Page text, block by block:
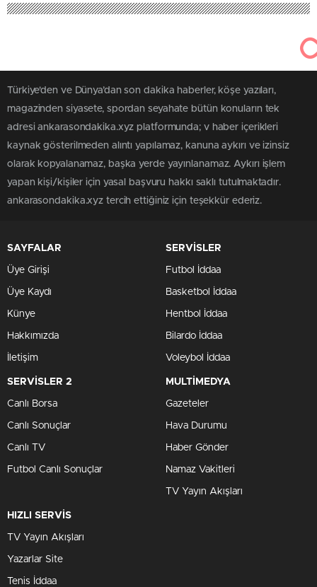
Türkiye'den ve Dünya’dan son dakika haberler, köşe yazıları,
magazinden siyasete, spordan seyahate bütün konuların tek
adresi ankarasondakika.xyz platformunda; v haber içerikleri
kaynak gösterilmeden alıntı yapılamaz, kanuna aykırı ve izinsiz
olarak kopyalanamaz, başka yerde yayınlanamaz. Aykırı işlem
yapan kişi/kişiler için yasal başvuru hakkı saklı tutulmaktadır.
ankarasondakika.xyz tercih ettiğiniz için teşekkür ederiz.
SAYFALAR
Üye Girişi
Üye Kaydı
Künye
Hakkımızda
İletişim
SERVİSLER
Futbol İddaa
Basketbol İddaa
Hentbol İddaa
Bilardo İddaa
Voleybol İddaa
SERVİSLER 2
Canlı Borsa
Canlı Sonuçlar
Canlı TV
Futbol Canlı Sonuçlar
MULTİMEDYA
Gazeteler
Hava Durumu
Haber Gönder
Namaz Vakitleri
TV Yayın Akışları
HIZLI SERVİS
TV Yayın Akışları
Yazarlar Site
Tenis İddaa